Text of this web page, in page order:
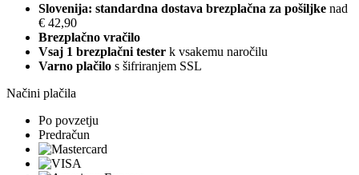
Slovenija: standardna dostava brezplačna za pošiljke nad
€ 42,90
Brezplačno vračilo
Vsaj 1 brezplačni tester k vsakemu naročilu
Varno plačilo s šifriranjem SSL
Načini plačila
Po povzetju
Predračun